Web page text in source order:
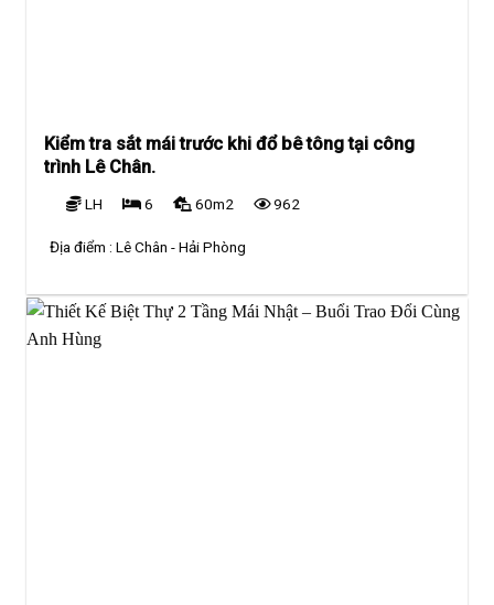
Kiểm tra sắt mái trước khi đổ bê tông tại công
trình Lê Chân.
LH 6 60m2 962
Địa điểm :Lê Chân - Hải Phòng